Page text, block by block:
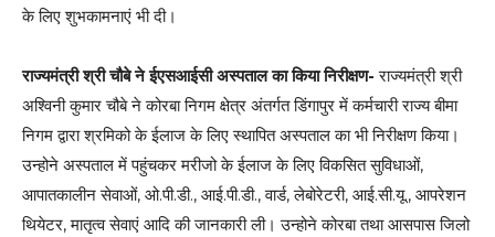
के लिए शुभकामनाएं भी दी।
राज्यमंत्री श्री चौबे ने ईएसआईसी अस्पताल का किया निरीक्षण- राज्यमंत्री श्री
अश्विनी कुमार चौबे ने कोरबा निगम क्षेत्र अंतर्गत डिंगापुर में कर्मचारी राज्य बीमा
निगम द्वारा श्रमिको के ईलाज के लिए स्थापित अस्पताल का भी निरीक्षण किया।
उन्होने अस्पताल में पहुंचकर मरीजो के ईलाज के लिए विकसित सुविधाओं,
आपातकालीन सेवाओं, ओ.पी.डी., आई.पी.डी., वार्ड, लेबोरेटरी, आई.सी.यू., आपरेशन
थियेटर, मातृत्व सेवाएं आदि की जानकारी ली। उन्होने कोरबा तथा आसपास जिलो